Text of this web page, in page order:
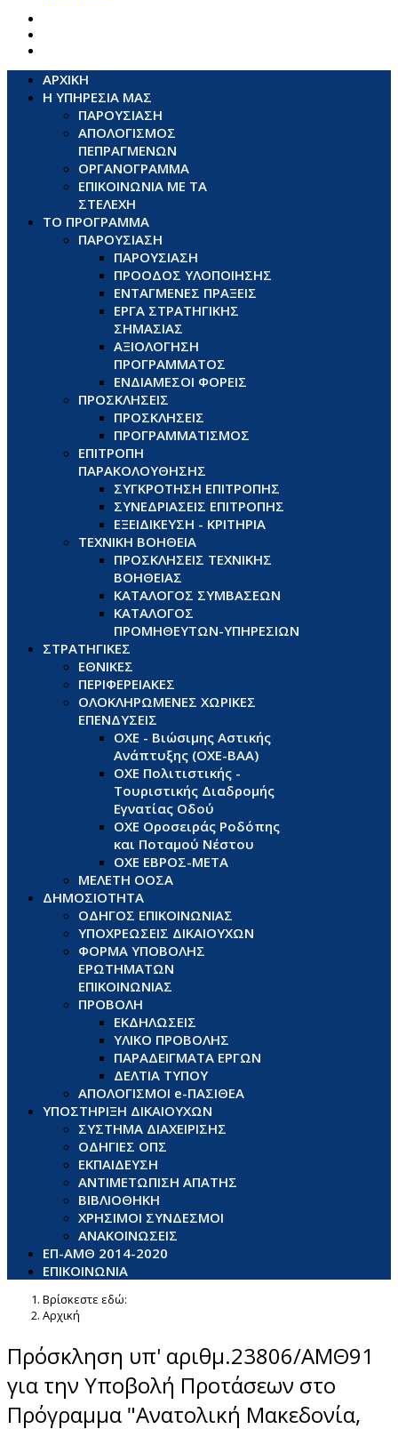
ΑΡΧΙΚΗ
Η ΥΠΗΡΕΣΙΑ ΜΑΣ
ΠΑΡΟΥΣΙΑΣΗ
ΑΠΟΛΟΓΙΣΜΟΣ
ΠΕΠΡΑΓΜΕΝΩΝ
ΟΡΓΑΝΟΓΡΑΜΜΑ
ΕΠΙΚΟΙΝΩΝΙΑ ΜΕ ΤΑ
ΣΤΕΛΕΧΗ
ΤΟ ΠΡΟΓΡΑΜΜΑ
ΠΑΡΟΥΣΙΑΣΗ
ΠΑΡΟΥΣΙΑΣΗ
ΠΡΟΟΔΟΣ ΥΛΟΠΟΙΗΣΗΣ
ΕΝΤΑΓΜΕΝΕΣ ΠΡΑΞΕΙΣ
ΕΡΓΑ ΣΤΡΑΤΗΓΙΚΗΣ
ΣΗΜΑΣΙΑΣ
ΑΞΙΟΛΟΓΗΣΗ
ΠΡΟΓΡΑΜΜΑΤΟΣ
ΕΝΔΙΑΜΕΣΟΙ ΦΟΡΕΙΣ
ΠΡΟΣΚΛΗΣΕΙΣ
ΠΡΟΣΚΛΗΣΕΙΣ
ΠΡΟΓΡΑΜΜΑΤΙΣΜΟΣ
ΕΠΙΤΡΟΠΗ
ΠΑΡΑΚΟΛΟΥΘΗΣΗΣ
ΣΥΓΚΡΟΤΗΣΗ ΕΠΙΤΡΟΠΗΣ
ΣΥΝΕΔΡΙΑΣΕΙΣ ΕΠΙΤΡΟΠΗΣ
ΕΞΕΙΔΙΚΕΥΣΗ - ΚΡΙΤΗΡΙΑ
ΤΕΧΝΙΚΗ ΒΟΗΘΕΙΑ
ΠΡΟΣΚΛΗΣΕΙΣ ΤΕΧΝΙΚΗΣ
ΒΟΗΘΕΙΑΣ
ΚΑΤΑΛΟΓΟΣ ΣΥΜΒΑΣΕΩΝ
ΚΑΤΑΛΟΓΟΣ
ΠΡΟΜΗΘΕΥΤΩΝ-ΥΠΗΡΕΣΙΩΝ
ΣΤΡΑΤΗΓΙΚΕΣ
ΕΘΝΙΚΕΣ
ΠΕΡΙΦΕΡΕΙΑΚΕΣ
ΟΛΟΚΛΗΡΩΜΕΝΕΣ ΧΩΡΙΚΕΣ
ΕΠΕΝΔΥΣΕΙΣ
ΟΧΕ - Βιώσιμης Αστικής
Ανάπτυξης (ΟΧΕ-ΒΑΑ)
ΟΧΕ Πολιτιστικής -
Τουριστικής Διαδρομής
Εγνατίας Οδού
ΟΧΕ Οροσειράς Ροδόπης
και Ποταμού Νέστου
ΟΧΕ ΕΒΡΟΣ-ΜΕΤΑ
ΜΕΛΕΤΗ ΟΟΣΑ
ΔΗΜΟΣΙΟΤΗΤΑ
ΟΔΗΓΟΣ ΕΠΙΚΟΙΝΩΝΙΑΣ
ΥΠΟΧΡΕΩΣΕΙΣ ΔΙΚΑΙΟΥΧΩΝ
ΦΟΡΜΑ ΥΠΟΒΟΛΗΣ
ΕΡΩΤΗΜΑΤΩΝ
ΕΠΙΚΟΙΝΩΝΙΑΣ
ΠΡΟΒΟΛΗ
ΕΚΔΗΛΩΣΕΙΣ
ΥΛΙΚΟ ΠΡΟΒΟΛΗΣ
ΠΑΡΑΔΕΙΓΜΑΤΑ ΕΡΓΩΝ
ΔΕΛΤΙΑ ΤΥΠΟΥ
ΑΠΟΛΟΓΙΣΜΟΙ e-ΠΑΣΙΘΕΑ
ΥΠΟΣΤΗΡΙΞΗ ΔΙΚΑΙΟΥΧΩΝ
ΣΥΣΤΗΜΑ ΔΙΑΧΕΙΡΙΣΗΣ
ΟΔΗΓΙΕΣ ΟΠΣ
ΕΚΠΑΙΔΕΥΣΗ
ΑΝΤΙΜΕΤΩΠΙΣΗ ΑΠΑΤΗΣ
ΒΙΒΛΙΟΘΗΚΗ
ΧΡΗΣΙΜΟΙ ΣΥΝΔΕΣΜΟΙ
ΑΝΑΚΟΙΝΩΣΕΙΣ
ΕΠ-ΑΜΘ 2014-2020
ΕΠΙΚΟΙΝΩΝΙΑ
Βρίσκεστε εδώ:
Αρχική
Πρόσκληση υπ' αριθμ.23806/ΑΜΘ91
για την Υποβολή Προτάσεων στο
Πρόγραμμα "Ανατολική Μακεδονία,